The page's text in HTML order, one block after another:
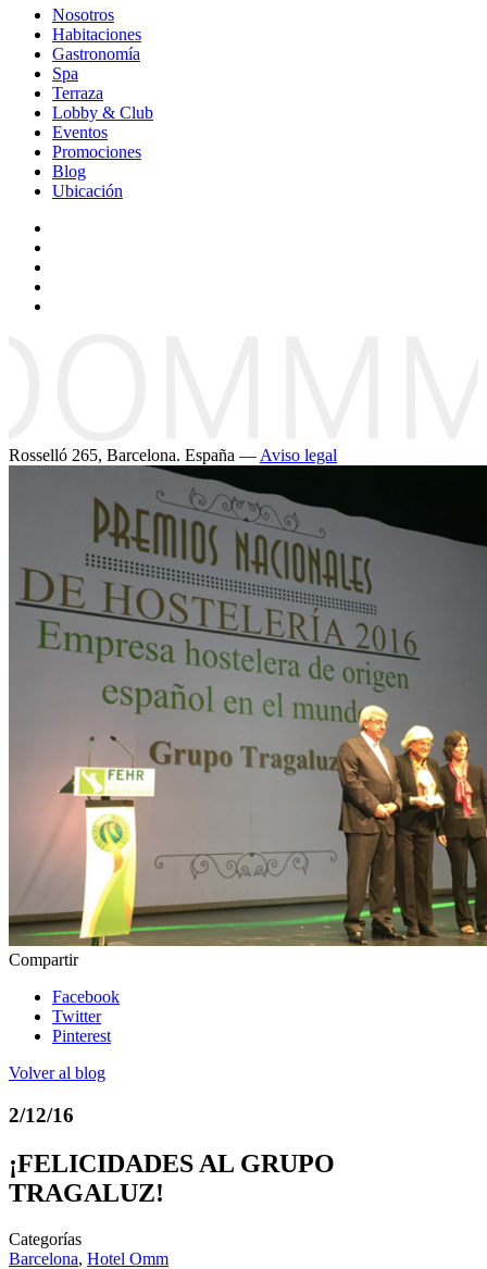
Nosotros
Habitaciones
Gastronomía
Spa
Terraza
Lobby & Club
Eventos
Promociones
Blog
Ubicación
Rosselló 265, Barcelona. España — Aviso legal
Compartir
Facebook
Twitter
Pinterest
Volver al blog
2/12/16
¡FELICIDADES AL GRUPO
TRAGALUZ!
Categorías
Barcelona, Hotel Omm